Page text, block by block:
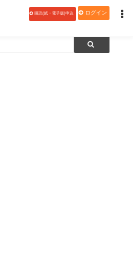
購読(紙・電子版)申込 ログイン